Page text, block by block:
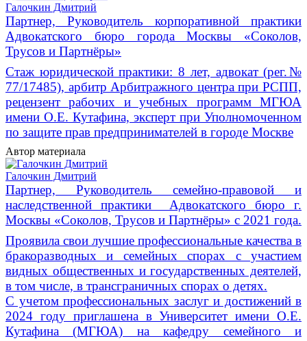
Галочкин Дмитрий
Партнер, Руководитель корпоративной практики
Адвокатского бюро города Москвы «Соколов,
Трусов и Партнёры»
Стаж юридической практики: 8 лет, адвокат (рег.№
77/17485), арбитр Арбитражного центра при РСПП,
рецензент рабочих и учебных программ МГЮА
имени О.Е. Кутафина, эксперт при Уполномоченном
по защите прав предпринимателей в городе Москве
Автор материала
Галочкин Дмитрий
Партнер, Руководитель семейно-правовой и
наследственной практики
Адвокатского бюро г.
Москвы «Соколов, Трусов и Партнёры» с 2021 года.
Проявила свои лучшие профессиональные качества в
бракоразводных и семейных спорах с участием
видных общественных и государственных деятелей,
в том числе, в трансграничных спорах о детях.
С учетом профессиональных заслуг и достижений в
2024 году приглашена в Университет имени О.Е.
Кутафина (МГЮА) на кафедру семейного и